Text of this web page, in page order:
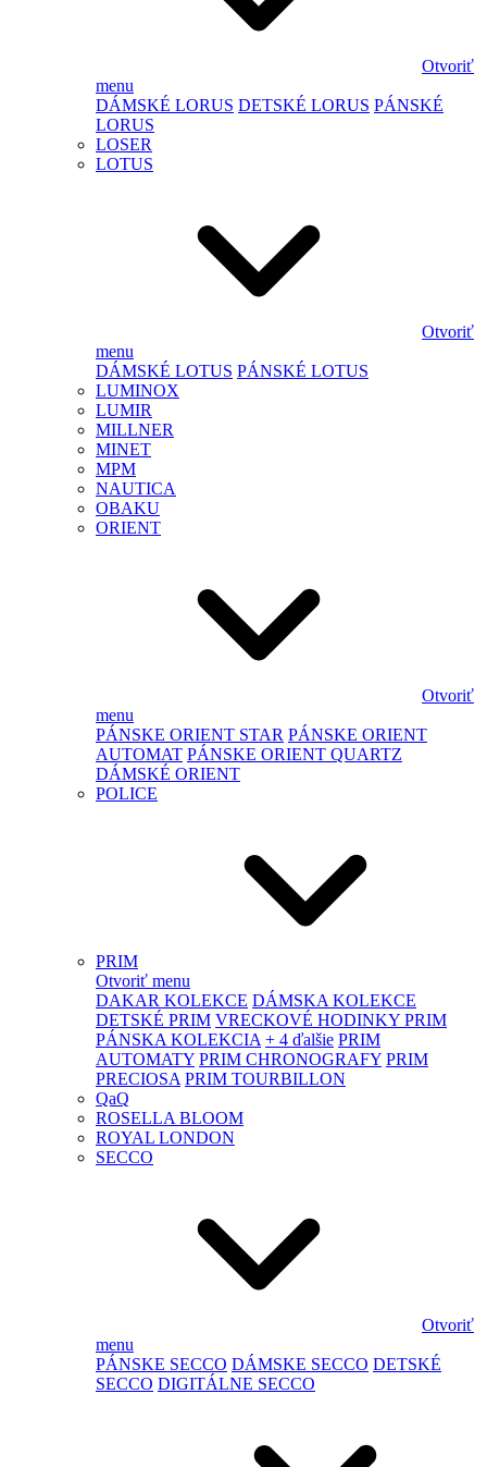
Otvoriť
menu
DÁMSKÉ LORUS DETSKÉ LORUS PÁNSKÉ
LORUS
LOSER
LOTUS
Otvoriť
menu
DÁMSKÉ LOTUS PÁNSKÉ LOTUS
LUMINOX
LUMIR
MILLNER
MINET
MPM
NAUTICA
OBAKU
ORIENT
Otvoriť
menu
PÁNSKE ORIENT STAR PÁNSKE ORIENT
AUTOMAT PÁNSKE ORIENT QUARTZ
DÁMSKÉ ORIENT
POLICE
PRIM
Otvoriť menu
DAKAR KOLEKCE DÁMSKA KOLEKCE
DETSKÉ PRIM VRECKOVÉ HODINKY PRIM
PÁNSKA KOLEKCIA + 4 ďalšie PRIM
AUTOMATY PRIM CHRONOGRAFY PRIM
PRECIOSA PRIM TOURBILLON
QaQ
ROSELLA BLOOM
ROYAL LONDON
SECCO
Otvoriť
menu
PÁNSKE SECCO DÁMSKE SECCO DETSKÉ
SECCO DIGITÁLNE SECCO